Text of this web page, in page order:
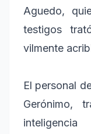
Aguedo,
testigos
vilmente
El personal
Gerónimo,